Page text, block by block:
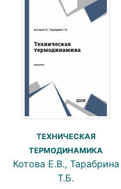
ТЕХНИЧЕСКАЯ
ТЕРМОДИНАМИКА
Котова Е.В., Тарабрина
Т.Б.